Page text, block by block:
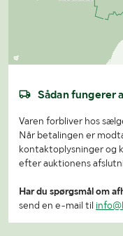
Sådan fungerer
Varen forbliver hos
Når betalingen er
kontaktoplysninger og
efter auktionens
Har du spørgsmål om
send en e-mail til